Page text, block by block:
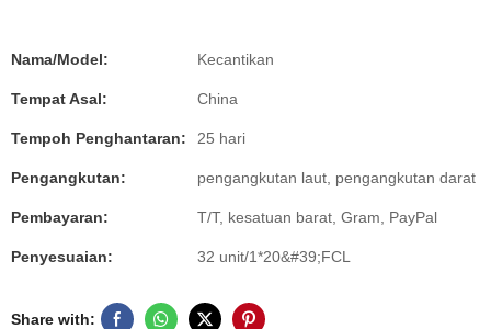
Nama/Model: Kecantikan
Tempat Asal: China
Tempoh Penghantaran: 25 hari
Pengangkutan: pengangkutan laut, pengangkutan darat
Pembayaran: T/T, kesatuan barat, Gram, PayPal
Penyesuaian: 32 unit/1*20&#39;FCL
Share with: